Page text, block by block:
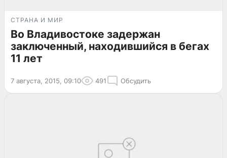
СТРАНА И МИР
Во Владивостоке задержан
заключенный, находившийся в бегах
11 лет
7 августа, 2015, 09:10 491 Обсудить